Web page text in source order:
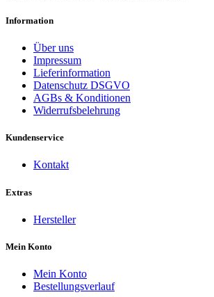
Information
Über uns
Impressum
Lieferinformation
Datenschutz DSGVO
AGBs & Konditionen
Widerrufsbelehrung
Kundenservice
Kontakt
Extras
Hersteller
Mein Konto
Mein Konto
Bestellungsverlauf